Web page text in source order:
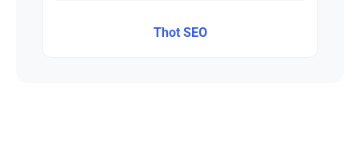
Thot SEO